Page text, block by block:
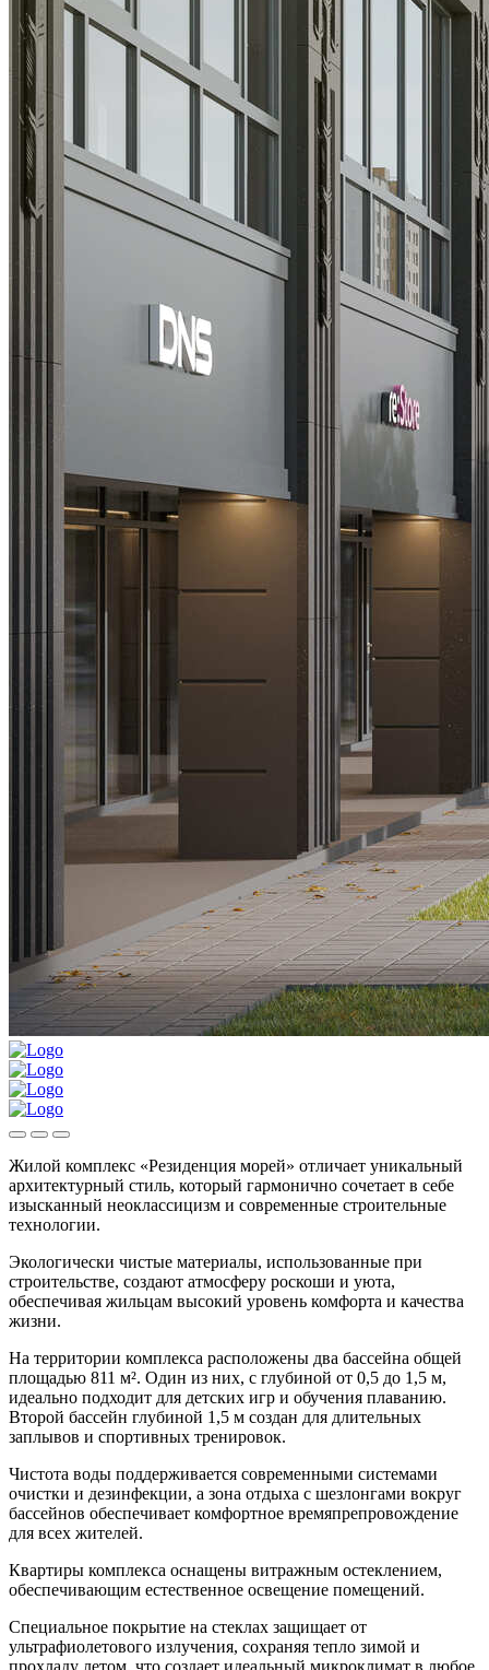
Жилой комплекс «Резиденция морей» отличает уникальный
архитектурный стиль, который гармонично сочетает в себе
изысканный неоклассицизм и современные строительные
технологии.
Экологически чистые материалы, использованные при
строительстве, создают атмосферу роскоши и уюта,
обеспечивая жильцам высокий уровень комфорта и качества
жизни.
На территории комплекса расположены два бассейна общей
площадью 811 м². Один из них, с глубиной от 0,5 до 1,5 м,
идеально подходит для детских игр и обучения плаванию.
Второй бассейн глубиной 1,5 м создан для длительных
заплывов и спортивных тренировок.
Чистота воды поддерживается современными системами
очистки и дезинфекции, а зона отдыха с шезлонгами вокруг
бассейнов обеспечивает комфортное времяпрепровождение
для всех жителей.
Квартиры комплекса оснащены витражным остеклением,
обеспечивающим естественное освещение помещений.
Специальное покрытие на стеклах защищает от
ультрафиолетового излучения, сохраняя тепло зимой и
прохладу летом, что создает идеальный микроклимат в любое